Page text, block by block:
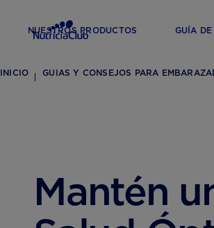
NUESTROS PRODUCTOS GUÍA
INICIO GUIAS Y CONSEJOS PARA
Mantén